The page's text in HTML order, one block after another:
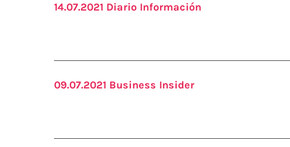
14.07.2021 Diario Información
09.07.2021 Business Insider